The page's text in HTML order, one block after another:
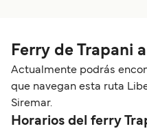
Ferry de Trapani
Actualmente podrás
que navegan esta ruta
Siremar.
Horarios del ferry